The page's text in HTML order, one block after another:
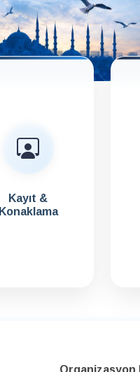
Kayıt &
Konaklama
Organizasyon